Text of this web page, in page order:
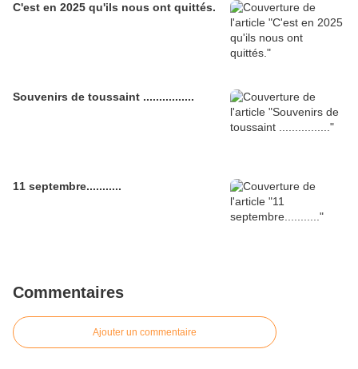
C'est en 2025 qu'ils nous ont quittés.
Souvenirs de toussaint ................
11 septembre...........
Commentaires
Ajouter un commentaire